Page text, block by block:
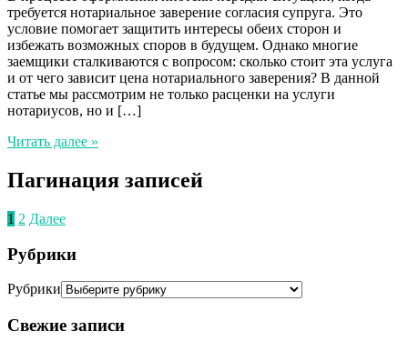
требуется нотариальное заверение согласия супруга. Это
условие помогает защитить интересы обеих сторон и
избежать возможных споров в будущем. Однако многие
заемщики сталкиваются с вопросом: сколько стоит эта услуга
и от чего зависит цена нотариального заверения? В данной
статье мы рассмотрим не только расценки на услуги
нотариусов, но и […]
Читать далее »
Пагинация записей
1 2 Далее
Рубрики
Рубрики
Свежие записи